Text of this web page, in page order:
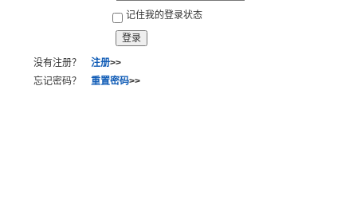
记住我的登录状态
没有注册？ 注册>>
忘记密码？ 重置密码>>